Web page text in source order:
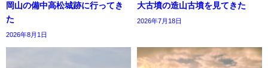
岡山の備中高松城跡に行ってき
た
2026年8月1日
大古墳の造山古墳を見てきた
2026年7月18日